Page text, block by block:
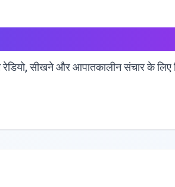
रेडियो, सीखने और आपातकालीन संचार के